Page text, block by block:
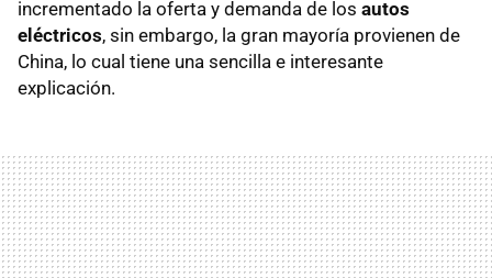
incrementado la oferta y demanda de los autos
eléctricos, sin embargo, la gran mayoría provienen de
China, lo cual tiene una sencilla e interesante
explicación.